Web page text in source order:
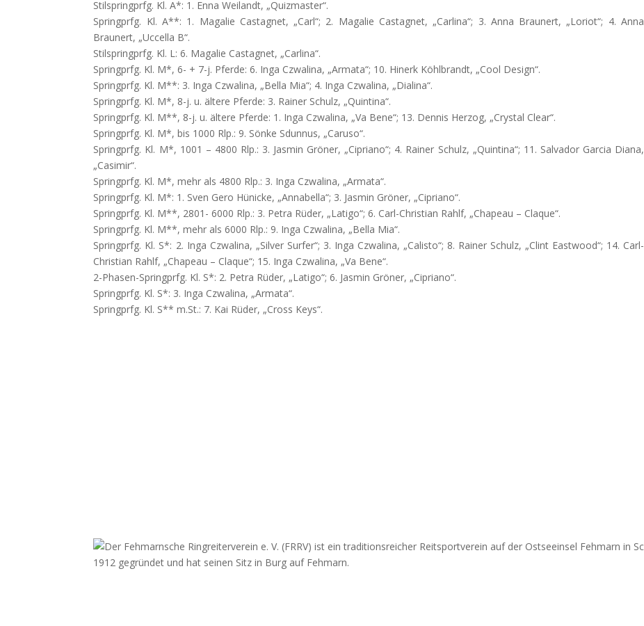
Stilspringprfg. Kl. A*: 1. Enna Weilandt, „Quizmaster“.
Springprfg. Kl. A**: 1. Magalie Castagnet, „Carl“; 2. Magalie Castagnet, „Carlina“; 3. Anna Braunert, „Loriot“; 4. Anna
Braunert, „Uccella B“.
Stilspringprfg. Kl. L: 6. Magalie Castagnet, „Carlina“.
Springprfg. Kl. M*, 6- + 7-j. Pferde: 6. Inga Czwalina, „Armata“; 10. Hinerk Köhlbrandt, „Cool Design“.
Springprfg. Kl. M**: 3. Inga Czwalina, „Bella Mia“; 4. Inga Czwalina, „Dialina“.
Springprfg. Kl. M*, 8-j. u. ältere Pferde: 3. Rainer Schulz, „Quintina“.
Springprfg. Kl. M**, 8-j. u. ältere Pferde: 1. Inga Czwalina, „Va Bene“; 13. Dennis Herzog, „Crystal Clear“.
Springprfg. Kl. M*, bis 1000 Rlp.: 9. Sönke Sdunnus, „Caruso“.
Springprfg. Kl. M*, 1001 – 4800 Rlp.: 3. Jasmin Gröner, „Cipriano“; 4. Rainer Schulz, „Quintina“; 11. Salvador Garcia Diana,
„Casimir“.
Springprfg. Kl. M*, mehr als 4800 Rlp.: 3. Inga Czwalina, „Armata“.
Springprfg. Kl. M*: 1. Sven Gero Hünicke, „Annabella“; 3. Jasmin Gröner, „Cipriano“.
Springprfg. Kl. M**, 2801- 6000 Rlp.: 3. Petra Rüder, „Latigo“; 6. Carl-Christian Rahlf, „Chapeau – Claque“.
Springprfg. Kl. M**, mehr als 6000 Rlp.: 9. Inga Czwalina, „Bella Mia“.
Springprfg. Kl. S*: 2. Inga Czwalina, „Silver Surfer“; 3. Inga Czwalina, „Calisto“; 8. Rainer Schulz, „Clint Eastwood“; 14. Carl-
Christian Rahlf, „Chapeau – Claque“; 15. Inga Czwalina, „Va Bene“.
2-Phasen-Springprfg. Kl. S*: 2. Petra Rüder, „Latigo“; 6. Jasmin Gröner, „Cipriano“.
Springprfg. Kl. S*: 3. Inga Czwalina, „Armata“.
Springprfg. Kl. S** m.St.: 7. Kai Rüder, „Cross Keys“.